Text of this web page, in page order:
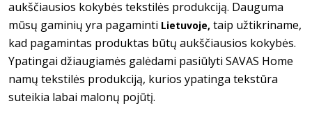
aukščiausios kokybės tekstilės produkciją. Dauguma
mūsų gaminių yra pagaminti Lietuvoje, taip užtikriname,
kad pagamintas produktas būtų aukščiausios kokybės.
Ypatingai džiaugiamės galėdami pasiūlyti SAVAS Home
namų tekstilės produkciją, kurios ypatinga tekstūra
suteikia labai malonų pojūtį.